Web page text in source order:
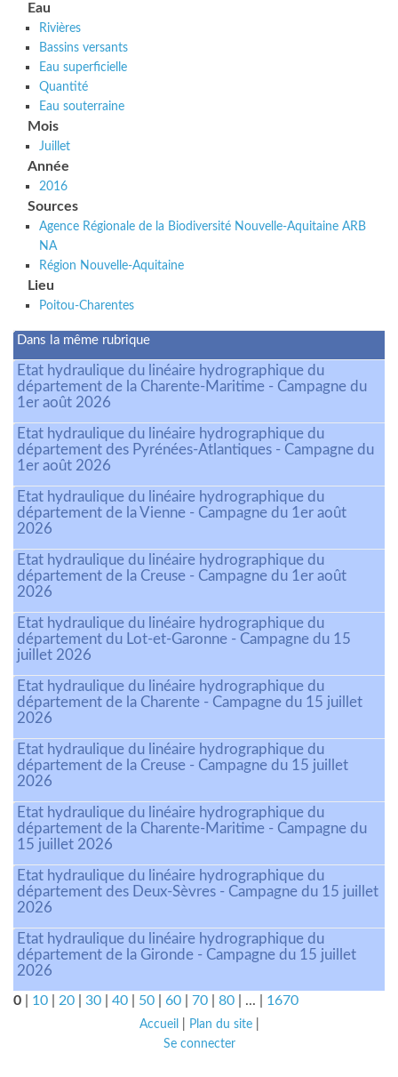
Eau
Rivières
Bassins versants
Eau superficielle
Quantité
Eau souterraine
Mois
Juillet
Année
2016
Sources
Agence Régionale de la Biodiversité Nouvelle-Aquitaine ARB
NA
Région Nouvelle-Aquitaine
Lieu
Poitou-Charentes
Dans la même rubrique
Etat hydraulique du linéaire hydrographique du
département de la Charente-Maritime - Campagne du
1er août 2026
Etat hydraulique du linéaire hydrographique du
département des Pyrénées-Atlantiques - Campagne du
1er août 2026
Etat hydraulique du linéaire hydrographique du
département de la Vienne - Campagne du 1er août
2026
Etat hydraulique du linéaire hydrographique du
département de la Creuse - Campagne du 1er août
2026
Etat hydraulique du linéaire hydrographique du
département du Lot-et-Garonne - Campagne du 15
juillet 2026
Etat hydraulique du linéaire hydrographique du
département de la Charente - Campagne du 15 juillet
2026
Etat hydraulique du linéaire hydrographique du
département de la Creuse - Campagne du 15 juillet
2026
Etat hydraulique du linéaire hydrographique du
département de la Charente-Maritime - Campagne du
15 juillet 2026
Etat hydraulique du linéaire hydrographique du
département des Deux-Sèvres - Campagne du 15 juillet
2026
Etat hydraulique du linéaire hydrographique du
département de la Gironde - Campagne du 15 juillet
2026
0 10 20 30 40 50 60 70 80 ... 1670
Accueil Plan du site|
Se connecter